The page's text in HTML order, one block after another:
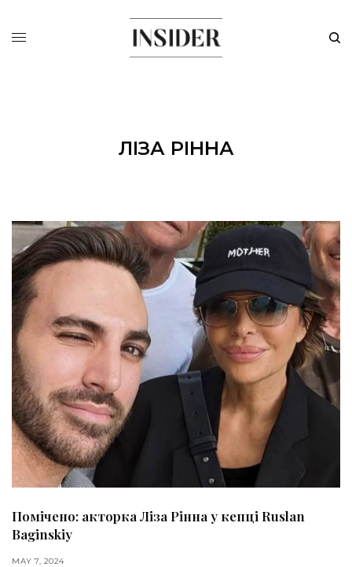
ЛІЗА РІННА
Помічено: акторка Ліза Рінна у кепці Ruslan
Baginskiy
MAY 7, 2024